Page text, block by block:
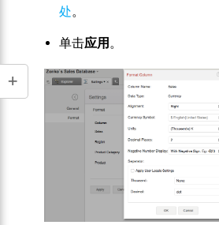
处。
单击应用 。